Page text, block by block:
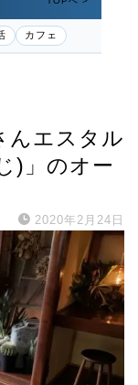
カフェ
んエスタル
)」のオー
2020年2月24日